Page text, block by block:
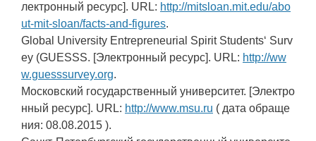
лектронный ресурс]. URL: http://mitsloan.mit.edu/abo
ut-mit-sloan/facts-and-figures.
Global University Entrepreneurial Spirit Students‘ Surv
ey (GUESSS. [Электронный ресурс]. URL: http://ww
w.guesssurvey.org.
Московский государственный университет. [Электро
нный ресурс]. URL: http://www.msu.ru ( дата обраще
ния: 08.08.2015 ).